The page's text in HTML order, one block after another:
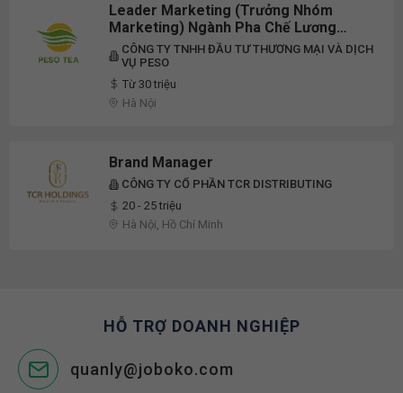
Leader Marketing (Trưởng Nhóm
Marketing) Ngành Pha Chế Lương
Cứng 30 Triệu + Thưởng
CÔNG TY TNHH ĐẦU TƯ THƯƠNG MẠI VÀ DỊCH
VỤ PESO
Từ 30 triệu
Hà Nội
Brand Manager
CÔNG TY CỔ PHẦN TCR DISTRIBUTING
20 - 25 triệu
Hà Nội, Hồ Chí Minh
HỖ TRỢ DOANH NGHIỆP
quanly@joboko.com